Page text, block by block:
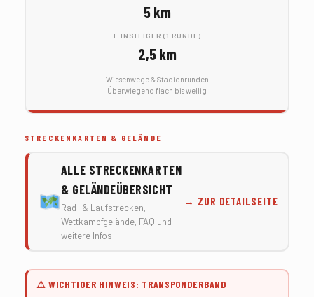
5 km
E INSTEIGER (1 RUNDE)
2,5 km
Wiesenwege & Stadionrunden
Überwiegend flach bis wellig
STRECKENKARTEN & GELÄNDE
ALLE STRECKENKARTEN
& GELÄNDEÜBERSICHT
Rad- & Laufstrecken,
Wettkampfgelände, FAQ und
weitere Infos
→ ZUR DETAILSEITE
⚠ WICHTIGER HINWEIS: TRANSPONDERBAND